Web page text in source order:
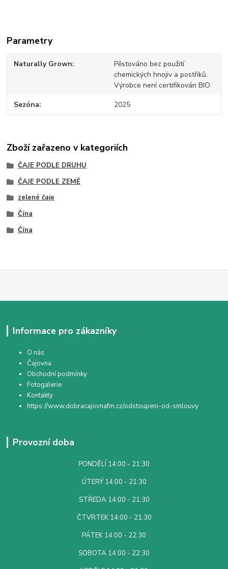
Parametry
Naturally Grown
Pěstováno bez použití
chemických hnojiv a postřiků.
Výrobce není certifikován BIO
Sezóna 2025
Zboží zařazeno v kategoriích
ČAJE PODLE DRUHU
ČAJE PODLE ZEMĚ
zelené čaje
Čína
Čína
Informace pro zákazníky
O nás
Čajovna
Obchodní podmínky
Fotogalerie
Kontakty
https://www.dobracajovnafm.cz/odstoupeni-od-smlouvy
Provozní doba
PONDĚLÍ 14:00 - 21:30
ÚTERÝ 14:00 - 21:30
STŘEDA 14:00 - 21:30
ČTVRTEK 14:00 - 21:30
PÁTEK 14:00 - 22:30
SOBOTA 14:00 - 22:30